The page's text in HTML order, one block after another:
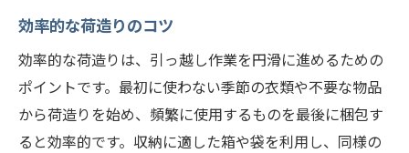
必要な行政手続きのリスト
引っ越し後の生活環境を整える方法
札幌市中央区の生活情報を活用するコツ
引っ越し後の生活を軌道に乗せるための計
画
効率的な荷造りのコツ
効率的な荷造りは、引っ越し作業を円滑に進めるための
ポイントです。最初に使わない季節の衣類や不要な物品
から荷造りを始め、頻繁に使用するものを最後に梱包す
ると効率的です。収納に適した箱や袋を利用し、同様の